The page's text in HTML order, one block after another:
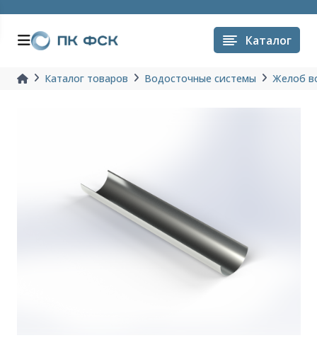
Каталог
Каталог товаров Водосточные системы Желоб